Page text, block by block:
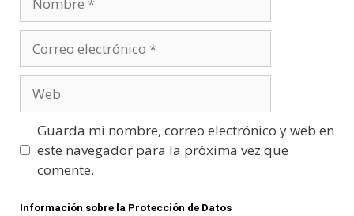
electrónico
Guarda mi nombre, correo electrónico y web en
este navegador para la próxima vez que
comente.
Información sobre la Protección de Datos